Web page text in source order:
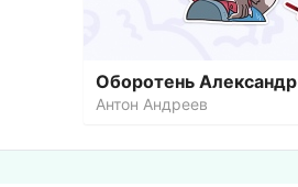
Оборотень Александр
Антон Андреев